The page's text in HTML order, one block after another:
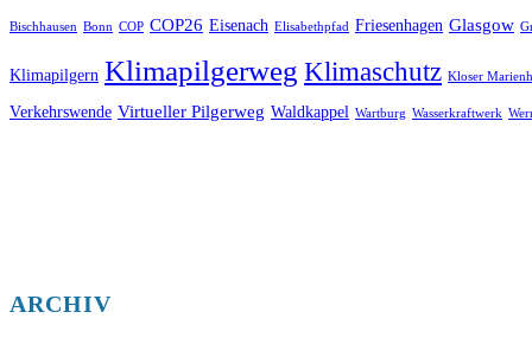
Bischhausen Bonn COP COP26 Eisenach Elisabethpfad Friesenhagen Glasgow
Klimapilgern Klimapilgerweg Klimaschutz Kloser
Verkehrswende Virtueller Pilgerweg Waldkappel Wartburg Wasserkraftwerk
ARCHIV